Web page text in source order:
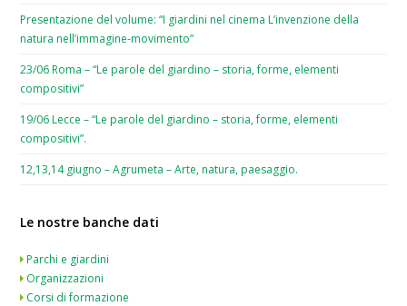
Presentazione del volume: “I giardini nel cinema L’invenzione della
natura nell’immagine-movimento”
23/06 Roma – “Le parole del giardino – storia, forme, elementi
compositivi”
19/06 Lecce – “Le parole del giardino – storia, forme, elementi
compositivi”.
12,13,14 giugno – Agrumeta – Arte, natura, paesaggio.
Le nostre banche dati
Parchi e giardini
Organizzazioni
Corsi di formazione